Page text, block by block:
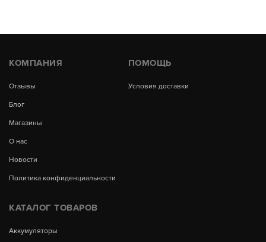
КОМПАНИЯ
Отзывы
Блог
Магазины
О нас
Новости
Политика конфиденциальности
ПОМОЩЬ
Условия доставки
КАТАЛОГ ТОВАРОВ
Аккумуляторы